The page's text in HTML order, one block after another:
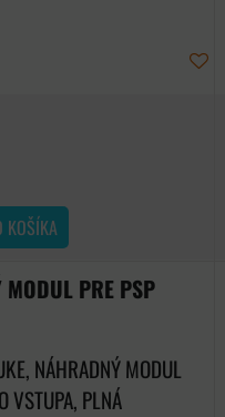
KOŠÍKA
MODUL PRE PSP
NÁHRADNÝ MODUL
VSTUPA, PLNÁ